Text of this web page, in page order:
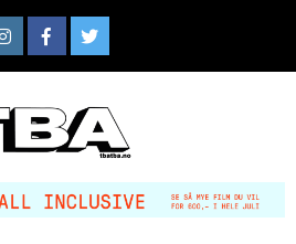
InstagramFacebook
Twitter